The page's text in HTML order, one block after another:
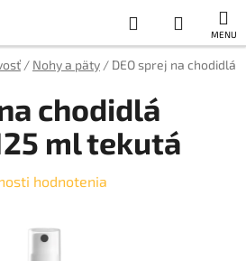
Hľadať
KOŠÍK
/ Nohy a päty / DEO sprej na chodidlá
chodidlá
ml tekutá
hodnotenia